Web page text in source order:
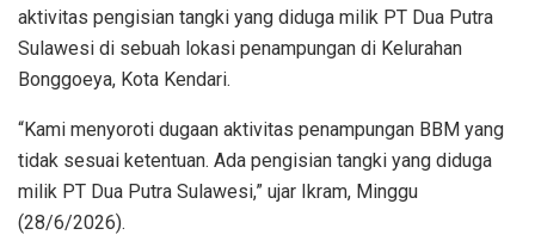
aktivitas pengisian tangki yang diduga milik PT Dua Putra
Sulawesi di sebuah lokasi penampungan di Kelurahan
Bonggoeya, Kota Kendari.
“Kami menyoroti dugaan aktivitas penampungan BBM yang
tidak sesuai ketentuan. Ada pengisian tangki yang diduga
milik PT Dua Putra Sulawesi,” ujar Ikram, Minggu
(28/6/2026).